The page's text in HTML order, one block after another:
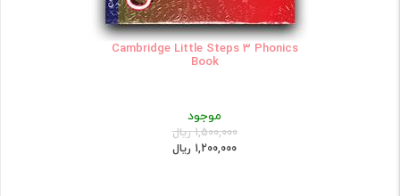
Cambridge Little Steps 3 Phonics
Book
موجود
1,500,000 ریال
1,200,000 ریال